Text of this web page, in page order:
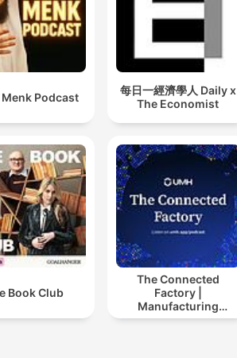
Podcast
每日一經濟學人 Daily x
The Economist
Book Club
The Connected
Factory |
Manufacturing
Industry Podcast